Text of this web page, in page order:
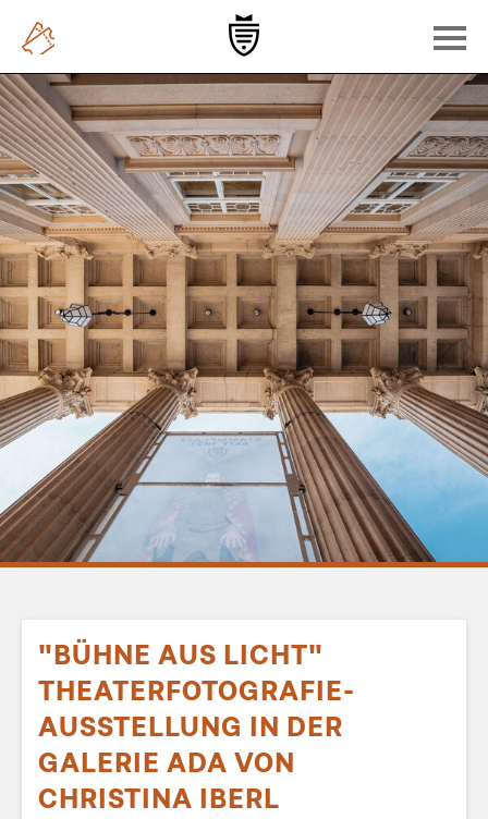
"BÜHNE AUS LICHT"
THEATERFOTOGRAFIE-
AUSSTELLUNG IN DER
GALERIE ADA VON
CHRISTINA IBERL